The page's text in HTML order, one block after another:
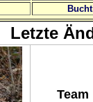
Letzte